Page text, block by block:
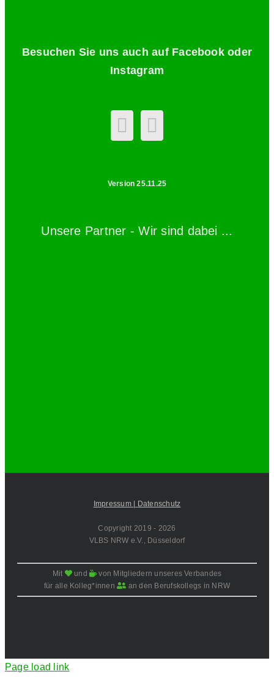
Besuchen Sie uns auch auf Facebook oder
Instagram
Version 25.11.25
Unsere Partner - Wir sind dabei ...
Impressum | Datenschutz
Copyright 2019 - 2026
VLBS NRW e.V., Düsseldorf
Mit und
von Mitgliedern unseres Verbandes
für alle Kolleg*innen
an den Berufskollegs in NRW
Page load link